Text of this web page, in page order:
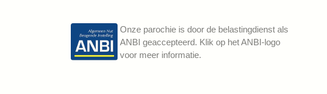
Onze parochie is door de belastingdienst als
ANBI geaccepteerd. Klik op het ANBI-logo
voor meer informatie.